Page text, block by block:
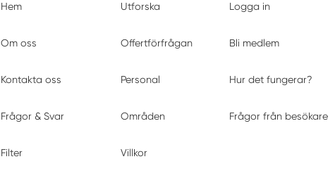
Hem Utforska
Om oss Offertförfrågan
Kontakta oss Personal
Frågor & Svar Områden
Filter Villkor
Logga in
Bli medlem
Hur det fungerar?
Frågor från besökare